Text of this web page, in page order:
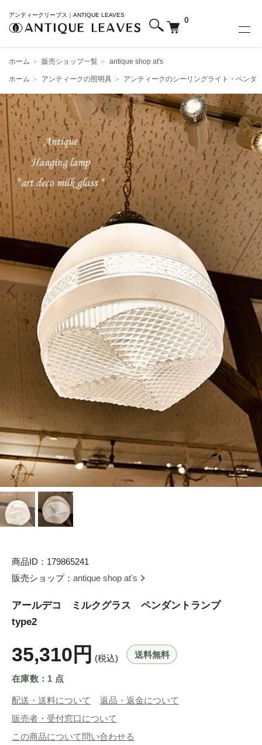
アンティークリーブス｜ANTIQUE LEAVES
0
ホーム ＞ 販売ショップ一覧 ＞ antique shop at's
ホーム ＞ アンティークの照明具 ＞ アンティークのシーリングライト・ペンダ
商品ID：179865241
販売ショップ： antique shop at's
アールデコ ミルクグラス ペンダントランプ
type2
35,310円 (税込) 送料無料
在庫数：1 点
配送・送料について
返品・返金について
販売者・受付窓口について
この商品について問い合わせる